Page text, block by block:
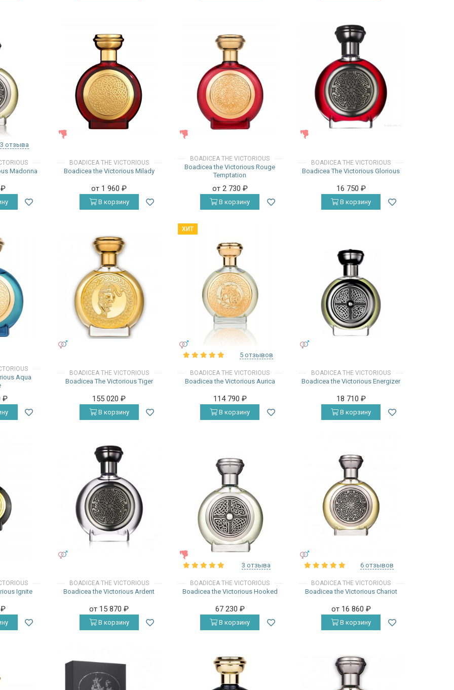
3 отзыва
Madonna
₽
BOADICEA THE VICTORIOUS
Boadicea the Victorious Milady
от 1 960₽
В корзину
BOADICEA THE VICTORIOUS
Boadicea the Victorious Rouge
Temptation
от 2 730 ₽
В корзину
BOADICEA THE VICTORIOUS
Boadicea The Victorious Glorious
16 750 ₽
В корзину
Aqua
₽
BOADICEA THE VICTORIOUS
Boadicea The Victorious Tiger
155 020₽
В корзину
ХИТ
5 отзывов
BOADICEA THE VICTORIOUS
Boadicea the Victorious Aurica
114 790 ₽
В корзину
BOADICEA THE VICTORIOUS
Boadicea the Victorious Energizer
18 710 ₽
В корзину
Ignite
₽
BOADICEA THE VICTORIOUS
Boadicea the Victorious Ardent
от 15 870₽
В корзину
ЖЕНСКИЕ
3 отзыва
BOADICEA THE VICTORIOUS
Boadicea the Victorious Hooked
67 230 ₽
В корзину
6 отзывов
BOADICEA THE VICTORIOUS
Boadicea the Victorious Chariot
от 16 860 ₽
В корзину